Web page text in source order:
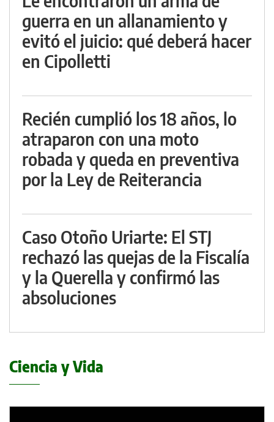
guerra en un allanamiento y
evitó el juicio: qué deberá hacer
en Cipolletti
Recién cumplió los 18 años, lo
atraparon con una moto
robada y queda en preventiva
por la Ley de Reiterancia
Caso Otoño Uriarte: El STJ
rechazó las quejas de la Fiscalía
y la Querella y confirmó las
absoluciones
Ciencia y Vida